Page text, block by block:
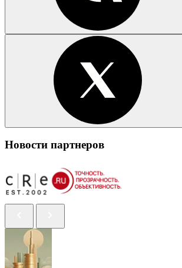
Новости партнеров